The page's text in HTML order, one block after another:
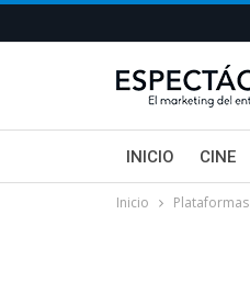
INICIO CINE
Inicio Plataformas